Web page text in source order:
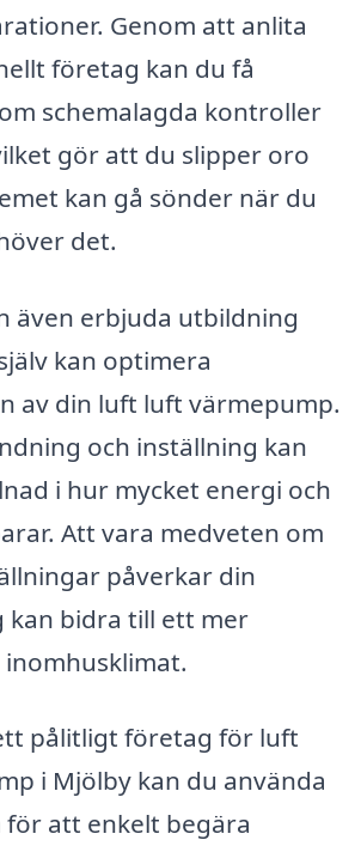
Genom att anlita
företag kan du få
schemalagda kontroller
gör att du slipper oro
kan gå sönder när du
det.
även erbjuda utbildning
kan optimera
av din luft luft värmepump.
och inställning kan
i hur mycket energi och
Att vara medveten om
påverkar din
kan bidra till ett mer
pålitligt företag för luft
i Mjölby kan du använda
att enkelt begära